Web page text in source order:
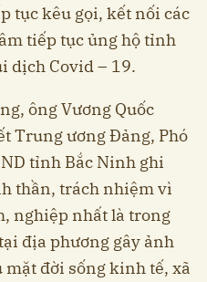
tục kêu gọi, kết nối các
tiếp tục ủng hộ tỉnh
dịch Covid – 19.
ông Vương Quốc
Trung ương Đảng, Phó
tỉnh Bắc Ninh ghi
thần, trách nhiệm vì
nghiệp nhất là trong
địa phương gây ảnh
đời sống kinh tế, xã